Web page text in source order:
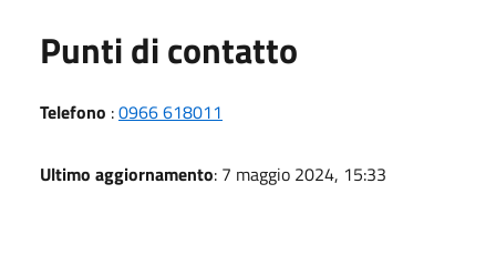
Punti di contatto
Telefono :0966 618011
Ultimo aggiornamento: 7 maggio 2024, 15:33